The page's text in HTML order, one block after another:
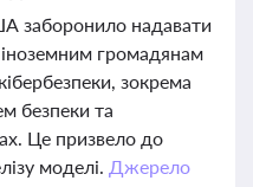
заборонило надавати
громадянам
зокрема
безпеки та
Це призвело до
моделі. Джерело